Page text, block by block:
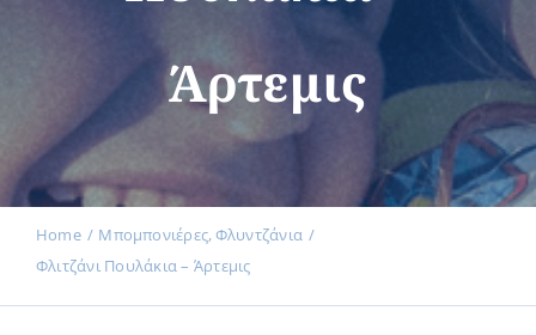
Εκδηλώσεις
Νέα
Άρτεμις
Home Μπομπονιέρες Φλυντζάνια
Φλιτζάνι Πουλάκια – Άρτεμις